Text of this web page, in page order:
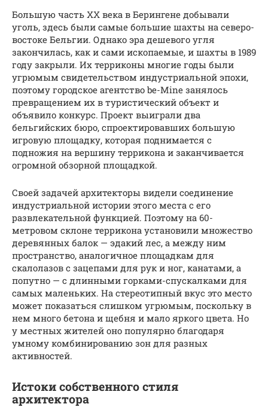
Большую часть XX века в Берингене добывали
уголь, здесь были самые большие шахты на северо-
востоке Бельгии. Однако эра дешевого угля
закончилась, как и сами ископаемые, и шахты в 1989
году закрыли. Их терриконы многие годы были
угрюмым свидетельством индустриальной эпохи,
поэтому городское агентство ­be-Mine занялось
превращением их в туристический объект и
объявило конкурс. Проект выиграли два
бельгийских бюро, спроектировавших большую
игровую площадку, которая поднимается с
подножия на вершину террикона и ­заканчивается
огромной обзорной ­площадкой.
Своей задачей архитекторы видели соединение
индустриальной истории этого места с его
развлекательной функцией. Поэтому на 60-
метровом склоне террикона установили множество
деревянных балок — эдакий лес, а между ним
пространство, аналогичное площадкам для
скалолазов с зацепами для рук и ног, канатами, а
попутно — с длинными горками-спускалками для
самых маленьких. На стереотипный вкус это место
может показаться слишком угрюмым, поскольку в
нем много бетона и щебня и мало яркого цвета. Но
у местных жителей оно популярно благодаря
умному комбинированию зон для разных
активностей.
Истоки собственного стиля
архитектора